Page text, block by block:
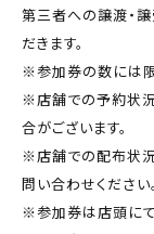
第三者への譲渡・
だきます。
※参加券の数には限
※店舗での予約状
合がございます。
※店舗での配布状
問い合わせください。
※参加券は店頭にて